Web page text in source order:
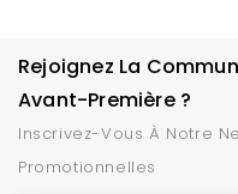
Rejoignez La
Avant-Première ?
Inscrivez-Vous À Notre
Promotionnelles